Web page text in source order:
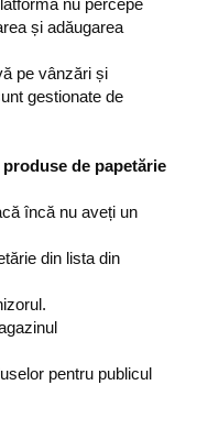
nu percepe
și adăugarea
pe vânzări și
gestionate de
de papetărie
încă nu aveți un
din lista din
pentru publicul